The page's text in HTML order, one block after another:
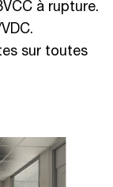
à rupture.
sur toutes